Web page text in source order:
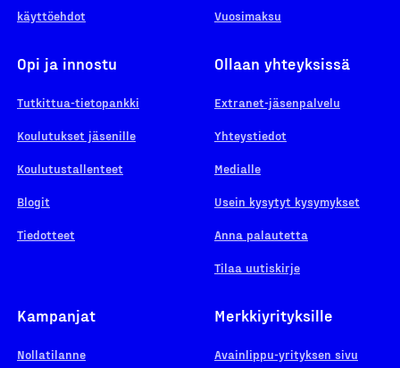
käyttöehdot
Vuosimaksu
Opi ja innostu
Tutkittua-tietopankki
Koulutukset jäsenille
Koulutustallenteet
Blogit
Tiedotteet
Ollaan yhteyksissä
Extranet-jäsenpalvelu
Yhteystiedot
Medialle
Usein kysytyt kysymykset
Anna palautetta
Tilaa uutiskirje
Kampanjat
Nollatilanne
Merkkiyrityksille
Avainlippu-yrityksen sivu